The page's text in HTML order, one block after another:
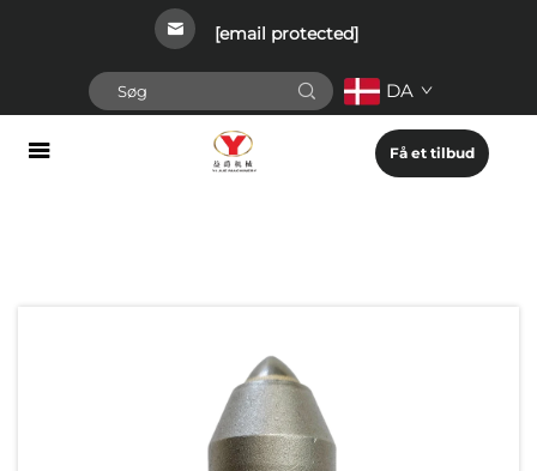
[email protected]
DA
Få et tilbud